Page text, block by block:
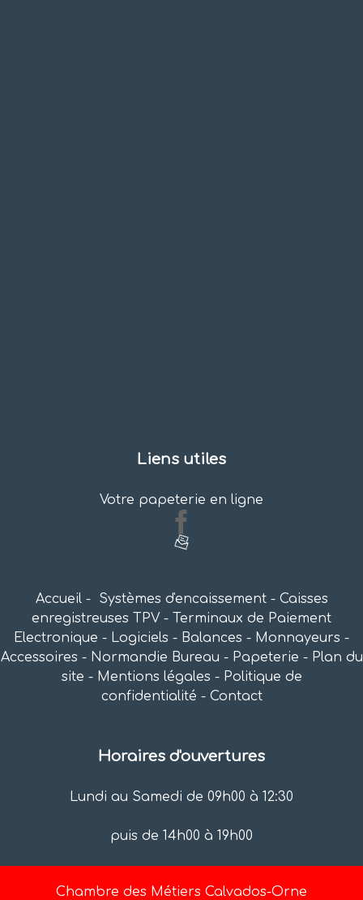
Liens utiles
Votre papeterie en ligne
Accueil- Systèmes d'encaissement- Caisses
enregistreuses TPV - Terminaux de Paiement
Electronique - Logiciels - Balances - Monnayeurs -
Accessoires - Normandie Bureau - Papeterie - Plan du
site - Mentions légales - Politique de
confidentialité - Contact
Horaires d'ouvertures
Lundi au Samedi de 09h00 à 12:30
puis de 14h00 à 19h00
Chambre des Métiers Calvados-Orne